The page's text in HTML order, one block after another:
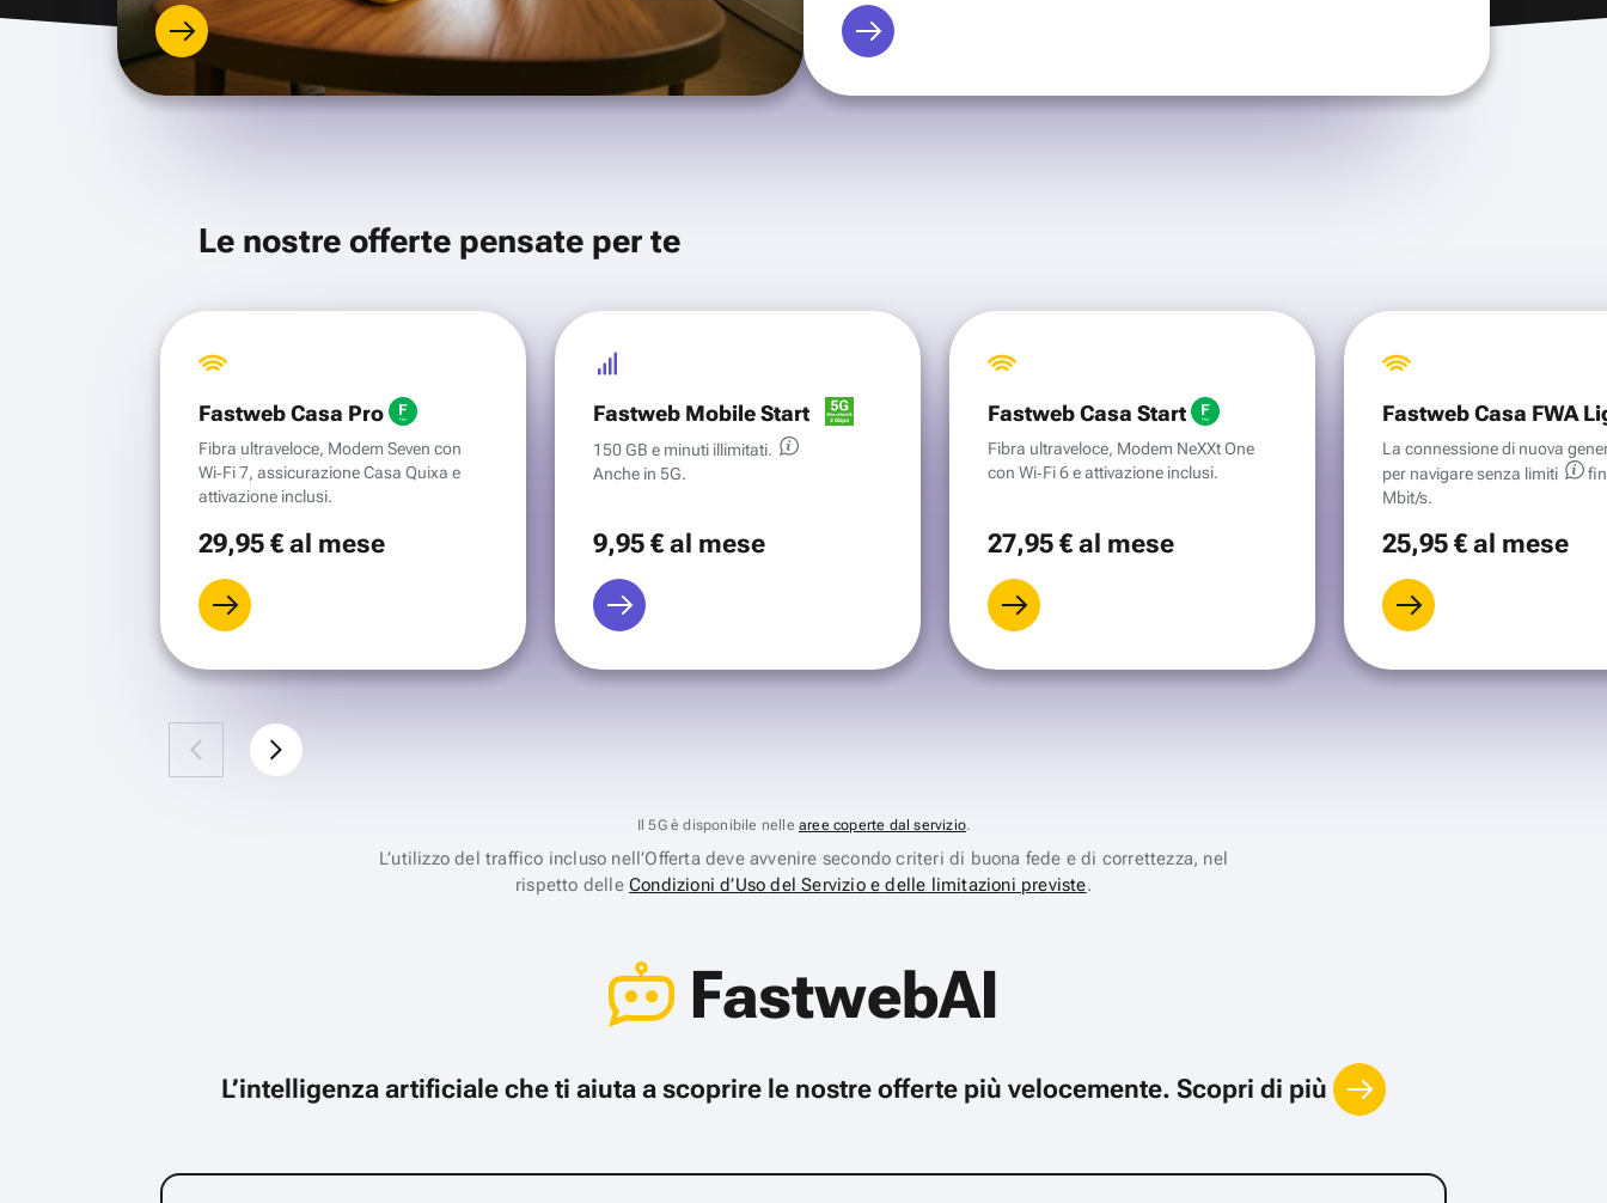
Le nostre offerte pensate per te
Fastweb Casa Pro
Fibra ultraveloce, Modem Seven con
Wi‑Fi 7, assicurazione Casa Quixa e
attivazione inclusi.
29,95 €al mese
Fastweb Mobile Start
150 GB e minuti illimitati.
Anche in 5G.
9,95 €al mese
Fastweb Casa Start
Fibra ultraveloce, Modem NeXXt One
con Wi‑Fi 6 e attivazione inclusi.
27,95 €al mese
Fastweb Casa FWA
La connessione di nuova
per navigare senza limiti
Mbit/s.
25,95 €al mese
Il 5G è disponibile nelle aree coperte dal servizio.
L’utilizzo del traffico incluso nell’Offerta deve avvenire secondo criteri di buona fede e di correttezza, nel
rispetto delleCondizioni d’Uso del Servizio e delle limitazioni previste.
FastwebAI
L’intelligenza artificiale che ti aiuta a scoprire le nostre offerte più velocemente. Scopri di più